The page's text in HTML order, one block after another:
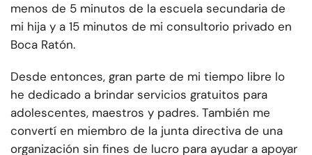
menos de 5 minutos de la escuela secundaria de
mi hija y a 15 minutos de mi consultorio privado en
Boca Ratón.
Desde entonces, gran parte de mi tiempo libre lo
he dedicado a brindar servicios gratuitos para
adolescentes, maestros y padres. También me
convertí en miembro de la junta directiva de una
organización sin fines de lucro para ayudar a apoyar